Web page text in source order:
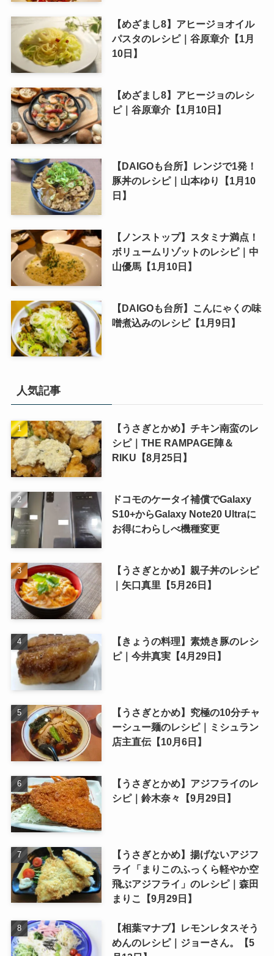
【めざまし8】アヒージョオイル
パスタのレシピ｜谷原章介【1月
10日】
【めざまし8】アヒージョのレシ
ピ｜谷原章介【1月10日】
【DAIGOも台所】レンジで1発！
豚丼のレシピ｜山本ゆり【1月10
日】
【ノンストップ】スタミナ満点！
ボリュームリゾットのレシピ｜中
山優馬【1月10日】
【DAIGOも台所】こんにゃくの味
噌煮込みのレシピ【1月9日】
人気記事
【うさぎとかめ】チキン南蛮のレ
シピ｜THE RAMPAGE陣＆
RIKU【8月25日】
ドコモのケータイ補償でGalaxy
S10+からGalaxy Note20 Ultraに
お得にわらしべ機種変更
【うさぎとかめ】親子丼のレシピ
｜矢口真里【5月26日】
【きょうの料理】素焼き豚のレシ
ピ｜今井真実【4月29日】
【うさぎとかめ】究極の10分チャ
ーシュー麺のレシピ｜ミシュラン
店主直伝【10月6日】
【うさぎとかめ】アジフライのレ
シピ｜鈴木奈々【9月29日】
【うさぎとかめ】揚げないアジフ
ライ「まりこのふっくら軽やか空
飛ぶアジフライ」のレシピ｜森田
まりこ【9月29日】
【相葉マナブ】レモンレタスそう
めんのレシピ｜ジョーさん。【5